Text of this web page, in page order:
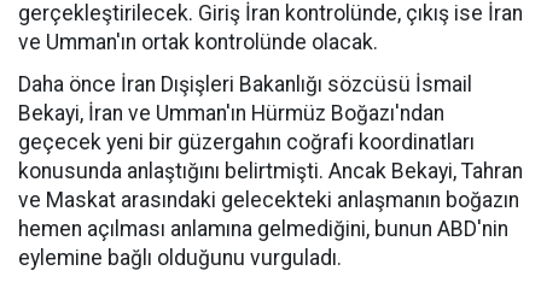
gerçekleştirilecek. Giriş İran kontrolünde, çıkış ise İran
ve Umman'ın ortak kontrolünde olacak.
Daha önce İran Dışişleri Bakanlığı sözcüsü İsmail
Bekayi, İran ve Umman'ın Hürmüz Boğazı'ndan
geçecek yeni bir güzergahın coğrafi koordinatları
konusunda anlaştığını belirtmişti. Ancak Bekayi, Tahran
ve Maskat arasındaki gelecekteki anlaşmanın boğazın
hemen açılması anlamına gelmediğini, bunun ABD'nin
eylemine bağlı olduğunu vurguladı.